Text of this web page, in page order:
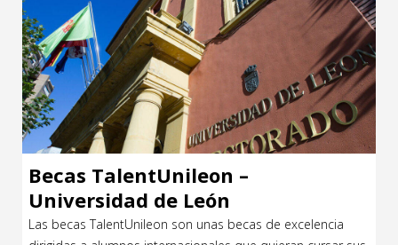
Becas TalentUnileon –
Universidad de León
Las becas TalentUnileon son unas becas de excelencia